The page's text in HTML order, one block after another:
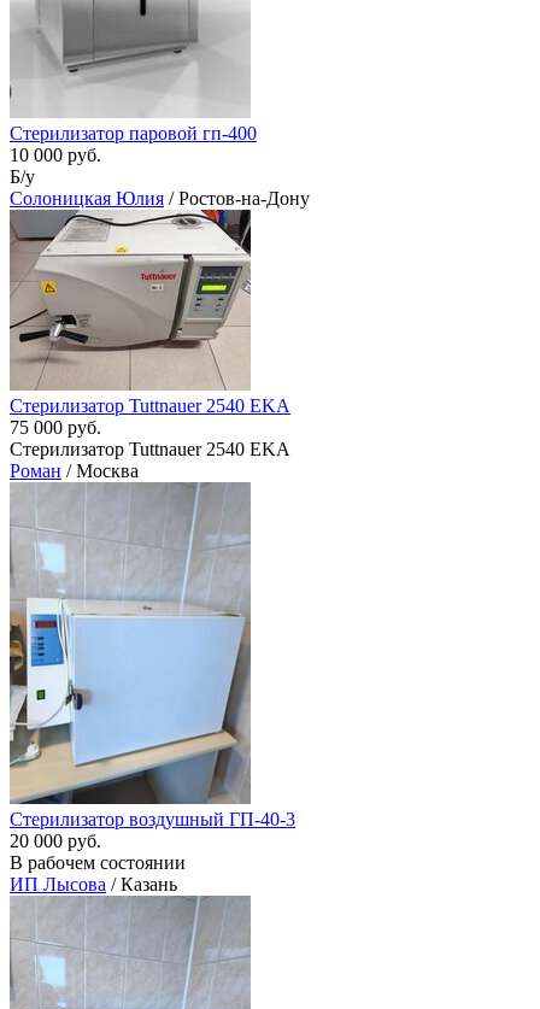
Стерилизатор паровой гп-400
10 000 руб.
Б/у
Солоницкая Юлия / Ростов-на-Дону
Стерилизатор Tuttnauer 2540 EKA
75 000 руб.
Стерилизатор Tuttnauer 2540 EKA
Роман / Москва
Стерилизатор воздушный ГП-40-3
20 000 руб.
В рабочем состоянии
ИП Лысова / Казань